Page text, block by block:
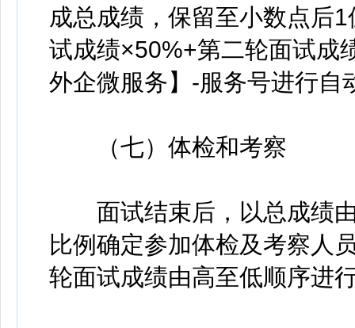
成总成绩，保留至小数点后
试成绩×50%+第二轮面试成
外企微服务】-服务号进行自
（七）体检和考察
面试结束后，以总成绩由
比例确定参加体检及考察人
轮面试成绩由高至低顺序进